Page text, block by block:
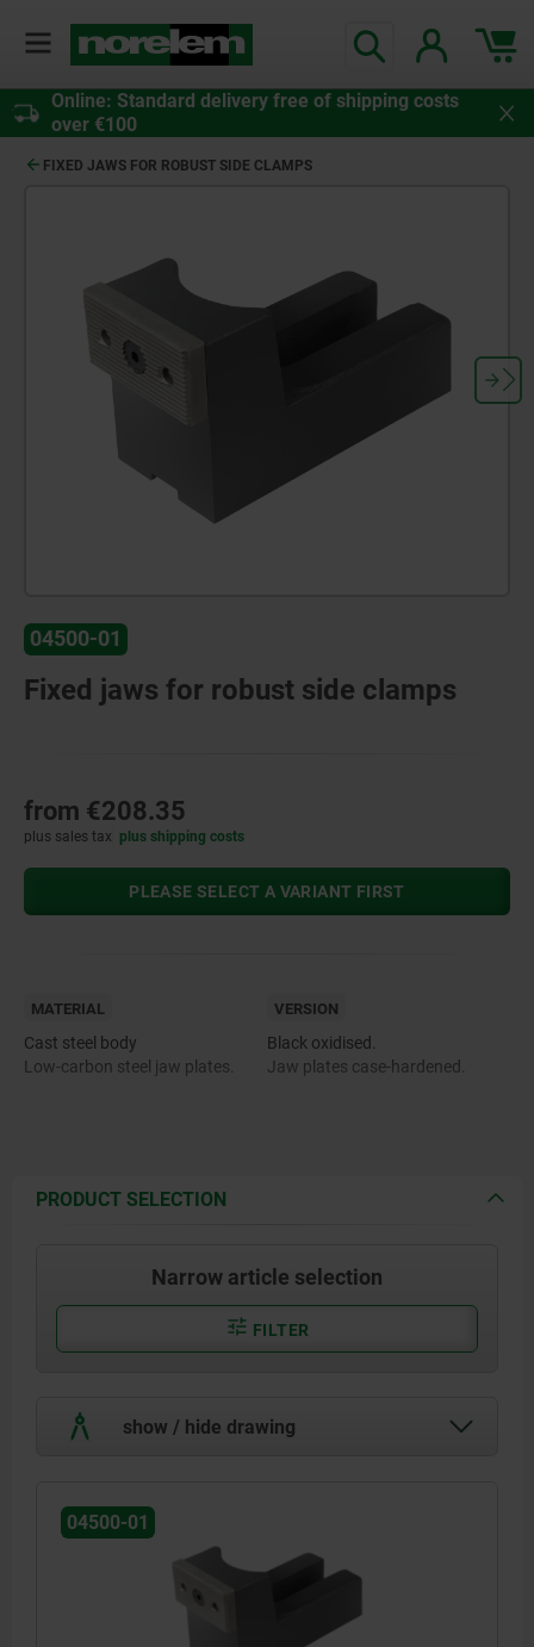
Online: Standard delivery free of shipping costs
over €100
FIXED JAWS FOR ROBUST SIDE CLAMPS
04500-01
Fixed jaws for robust side clamps
from €208.35
plus sales tax plus shipping costs
PLEASE SELECT A VARIANT FIRST
MATERIAL
Cast steel body
Low-carbon steel jaw plates.
VERSION
Black oxidised.
Jaw plates case-hardened.
PRODUCT SELECTION
Narrow article selection
FILTER
show / hide drawing
04500-01